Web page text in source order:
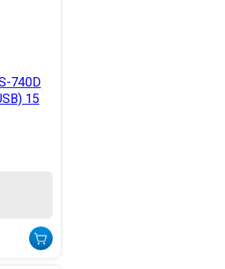
740D
15